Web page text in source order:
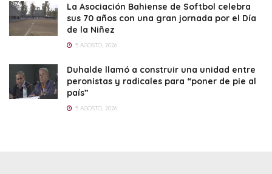
La Asociación Bahiense de Softbol celebra
sus 70 años con una gran jornada por el Día
de la Niñez
5 AGOSTO, 2026
Duhalde llamó a construir una unidad entre
peronistas y radicales para “poner de pie al
país”
5 AGOSTO, 2026